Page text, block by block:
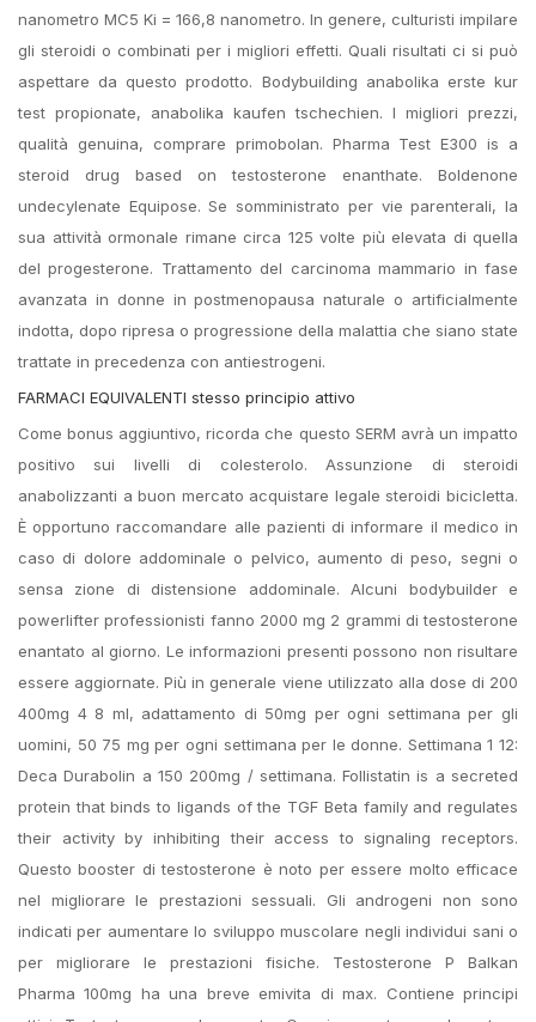
nanometro MC5 Ki = 166,8 nanometro. In genere, culturisti impilare
gli steroidi o combinati per i migliori effetti. Quali risultati ci si può
aspettare da questo prodotto. Bodybuilding anabolika erste kur
test propionate, anabolika kaufen tschechien. I migliori prezzi,
qualità genuina, comprare primobolan. Pharma Test E300 is a
steroid drug based on testosterone enanthate. Boldenone
undecylenate Equipose. Se somministrato per vie parenterali, la
sua attività ormonale rimane circa 125 volte più elevata di quella
del progesterone. Trattamento del carcinoma mammario in fase
avanzata in donne in postmenopausa naturale o artificialmente
indotta, dopo ripresa o progressione della malattia che siano state
trattate in precedenza con antiestrogeni.
FARMACI EQUIVALENTI stesso principio attivo
Come bonus aggiuntivo, ricorda che questo SERM avrà un impatto
positivo sui livelli di colesterolo. Assunzione di steroidi
anabolizzanti a buon mercato acquistare legale steroidi bicicletta.
È opportuno raccomandare alle pazienti di informare il medico in
caso di dolore addominale o pelvico, aumento di peso, segni o
sensa zione di distensione addominale. Alcuni bodybuilder e
powerlifter professionisti fanno 2000 mg 2 grammi di testosterone
enantato al giorno. Le informazioni presenti possono non risultare
essere aggiornate. Più in generale viene utilizzato alla dose di 200
400mg 4 8 ml, adattamento di 50mg per ogni settimana per gli
uomini, 50 75 mg per ogni settimana per le donne. Settimana 1 12:
Deca Durabolin a 150 200mg / settimana. Follistatin is a secreted
protein that binds to ligands of the TGF Beta family and regulates
their activity by inhibiting their access to signaling receptors.
Questo booster di testosterone è noto per essere molto efficace
nel migliorare le prestazioni sessuali. Gli androgeni non sono
indicati per aumentare lo sviluppo muscolare negli individui sani o
per migliorare le prestazioni fisiche. Testosterone P Balkan
Pharma 100mg ha una breve emivita di max. Contiene principi